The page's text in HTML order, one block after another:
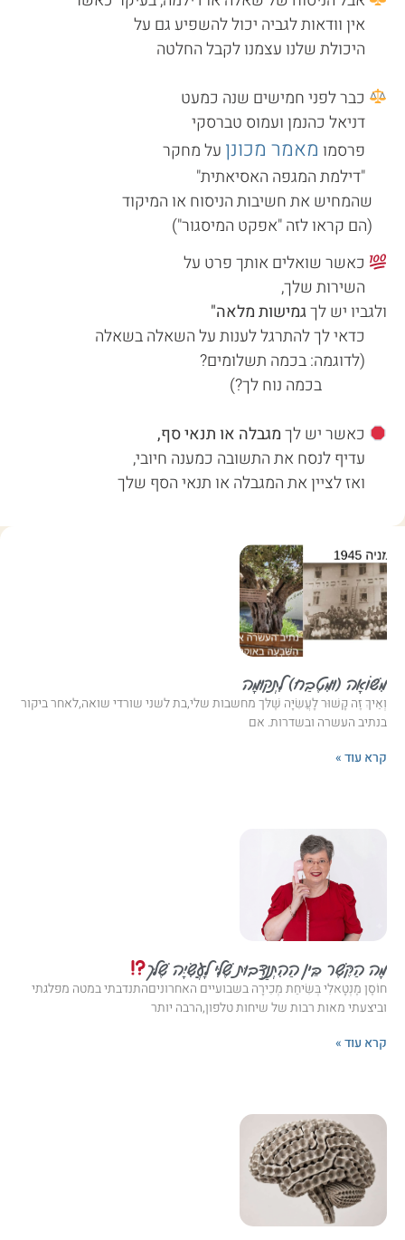
אין וודאות לגביה יכול להשפיע גם על
היכולת שלנו עצמנו לקבל החלטה
כבר לפני חמישים שנה כמעט
דניאל כהנמן ועמוס טברסקי
פרסמו מאמר מכונן על מחקר
"דילמת המגפה האסיאתית"
שהמחיש את חשיבות הניסוח או המיקוד
(הם קראו לזה "אפקט המיסגור")
כאשר שואלים אותך פרט על
השירות שלך,
ולגביו יש לךגמישות מלאה"
כדאי לך להתרגל לענות על השאלה בשאלה
(לדוגמה: בכמה תשלומים?
בכמה נוח לך?)
כאשר יש לךמגבלה או תנאי סף,
עדיף לנסח את התשובה כמענה חיובי,
ואז לציין את המגבלה או תנאי הסף שלך
מִשּׁוֹאָה (וּמִטֶבַח) לִתְקוּמָה
וְאֵיךְ זֶה קָשׁוּר לָעֲשִׂיָּה שֶׁלּך מחשבות שלי,בת לשני שורדי שואה,לאחר ביקור
בנתיב העשרה ובשדרות. אם
קרא עוד »
מָה הַקֶּשֶׁר בֵּין הַהִתְנַדְּבוּת שֶׁלִּי לָעֲשִׂיָּה שֶׁלּך
חוֹסֶן מֶנְטָאלִי בְּשִׂיחַת מְכִירָה בשבועיים האחרוניםהתנדבתי במטה מפלגתי
וביצעתי מאות רבות של שיחות טלפון,הרבה יותר
קרא עוד »